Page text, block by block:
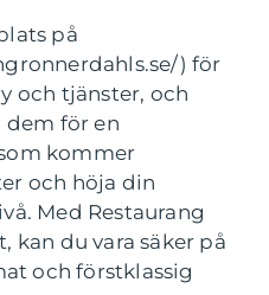
på
) för
och tjänster, och
för en
kommer
och höja din
Med Restaurang
kan du vara säker på
och förstklassig